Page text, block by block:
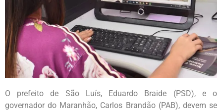
O prefeito de São Luís, Eduardo Braide (PSD), e o
governador do Maranhão, Carlos Brandão (PAB), devem se